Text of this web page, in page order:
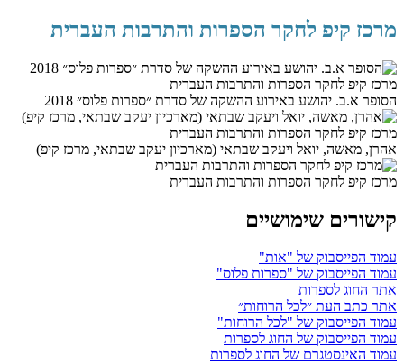
מרכז קיפ לחקר הספרות והתרבות העברית
מרכז קיפ לחקר הספרות והתרבות העברית
הסופר א.ב. יהושע באירוע ההשקה של סדרת ״ספרות פלוס״ 2018
מרכז קיפ לחקר הספרות והתרבות העברית
אהרן, מאשה, יואל ויעקב שבתאי (מארכיון יעקב שבתאי, מרכז קיפ)
מרכז קיפ לחקר הספרות והתרבות העברית
קישורים שימושיים
עמוד הפייסבוק של "אות"
עמוד הפייסבוק של "ספרות פלוס"
אתר החוג לספרות
אתר כתב העת ״לכל הרוחות״
עמוד הפייסבוק של "לכל הרוחות"
עמוד הפייסבוק של החוג לספרות
עמוד האינסטגרם של החוג לספרות